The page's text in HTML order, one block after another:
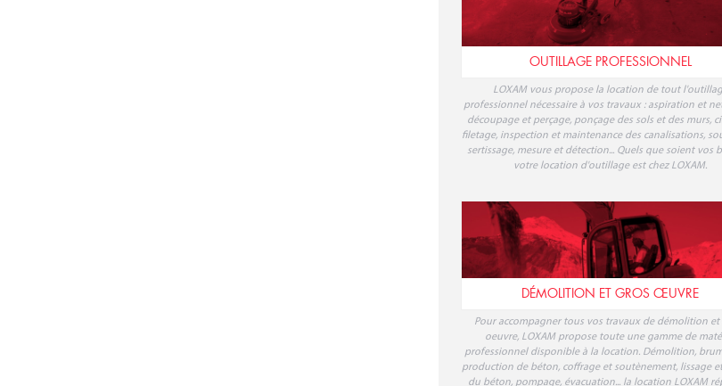
OUTILLAGE PROFESSIONNEL
LOXAM vous propose la location de tout
professionnel nécessaire à vos travaux : aspiration et
découpage et perçage, ponçage des sols et des murs,
filetage, inspection et maintenance des canalisations,
sertissage, mesure et détection... Quels que soient vos
votre location d'outillage est chez LOXAM.
DÉMOLITION ET GROS ŒUVRE
Pour accompagner tous vos travaux de démolition et
oeuvre, LOXAM propose toute une gamme de
professionnel disponible à la location. Démolition,
production de béton, coffrage et soutènement, lissage
du béton, pompage, évacuation... la location LOXAM